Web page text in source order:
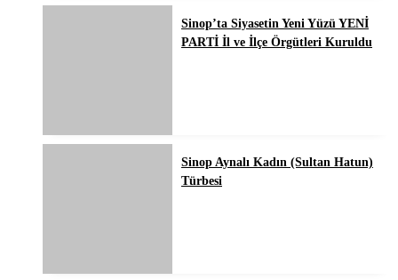
Sinop’ta Siyasetin Yeni Yüzü YENİ
PARTİ İl ve İlçe Örgütleri Kuruldu
Sinop Aynalı Kadın (Sultan Hatun)
Türbesi